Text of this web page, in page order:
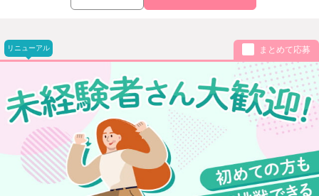
リニューアル まとめて応募